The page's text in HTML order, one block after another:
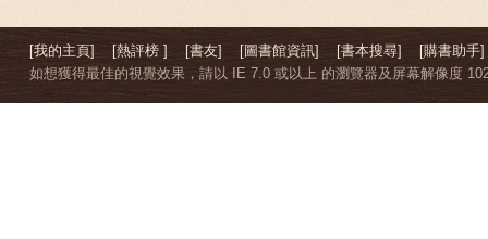
[我的主頁] [熱評榜 ] [書友] [圖書館資訊] [書本搜尋]
[購書助手]
如想獲得最佳的視覺效果，請以 IE 7.0 或以上 的瀏覽器及屏幕解像度